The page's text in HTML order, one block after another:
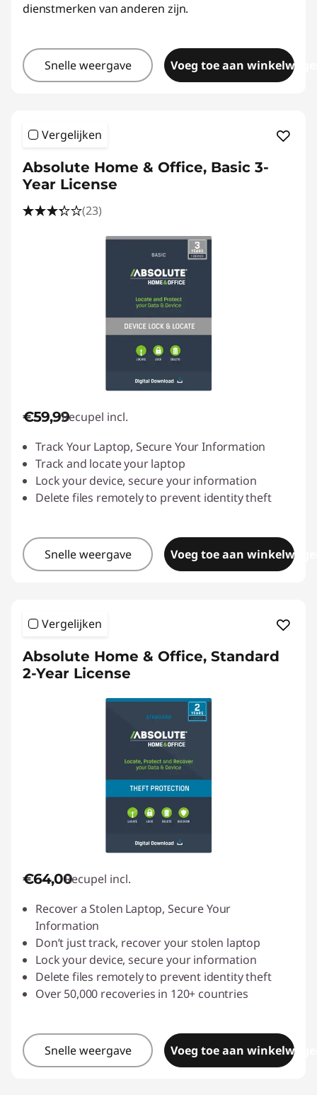
dienstmerken van anderen zijn.
Snelle weergave Voeg toe aan
Vergelijken
Absolute Home & Office, Basic 3-
Year License
(23)
€59,99Recupel incl.
Track Your Laptop, Secure Your Information
Track and locate your laptop
Lock your device, secure your information
Delete files remotely to prevent identity theft
Snelle weergave Voeg toe aan
Vergelijken
Absolute Home & Office, Standard
2-Year License
€64,00Recupel incl.
Recover a Stolen Laptop, Secure Your
Information
Don’t just track, recover your stolen laptop
Lock your device, secure your information
Delete files remotely to prevent identity theft
Over 50,000 recoveries in 120+ countries
Snelle weergave Voeg toe aan